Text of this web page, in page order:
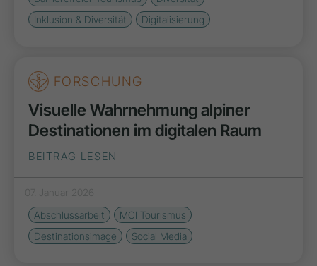
Inklusion & Diversität
Digitalisierung
FORSCHUNG
Visuelle Wahrnehmung alpiner
Destinationen im digitalen Raum
BEITRAG LESEN
07. Januar 2026
Abschlussarbeit
MCI Tourismus
Destinationsimage
Social Media